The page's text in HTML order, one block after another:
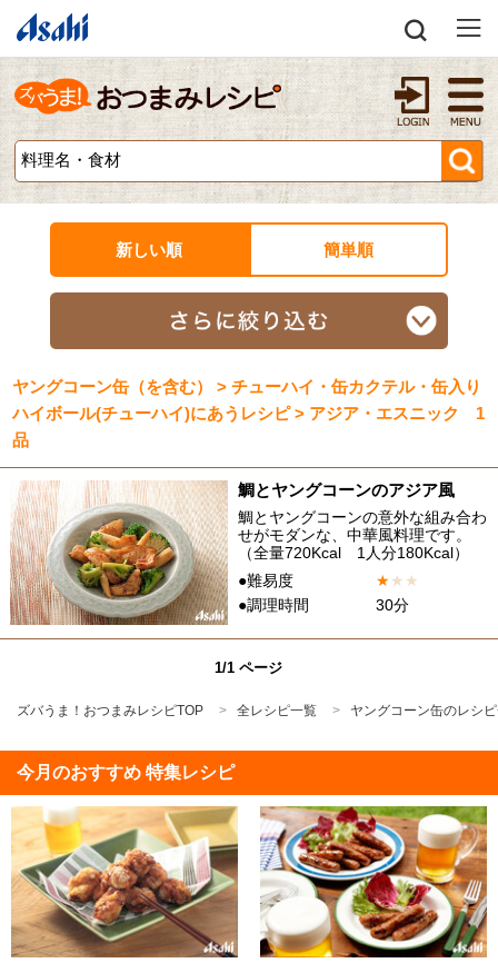
新しい順 簡単順
ヤングコーン缶（を含む） > チューハイ・缶カクテル・缶入り
ハイボール(チューハイ)にあうレシピ > アジア・エスニック 1
品
鯛とヤングコーンのアジア風
鯛とヤングコーンの意外な組み合わ
せがモダンな、中華風料理です。
（全量720Kcal 1人分180Kcal）
●難易度
★★ ★
●調理時間
30分
1/1 ページ
ズバうま！おつまみレシピTOP 全レシピ一覧 ヤングコーン缶のレシ
今月のおすすめ 特集レシピ